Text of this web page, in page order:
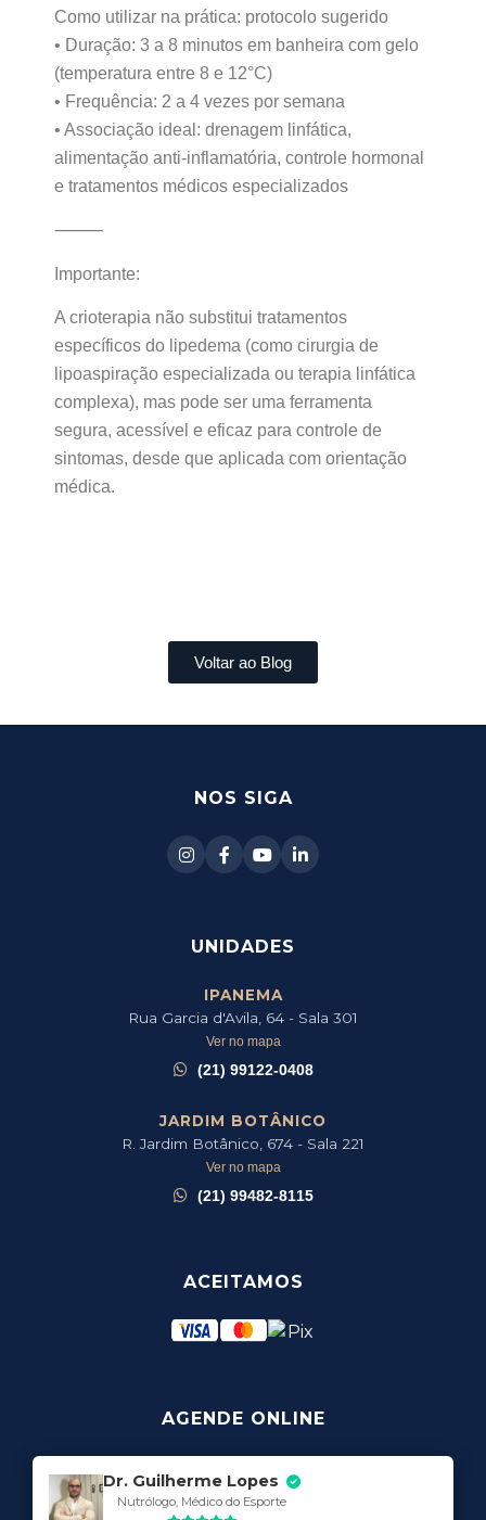
Como utilizar na prática: protocolo sugerido
• Duração: 3 a 8 minutos em banheira com gelo
(temperatura entre 8 e 12°C)
• Frequência: 2 a 4 vezes por semana
• Associação ideal: drenagem linfática,
alimentação anti-inflamatória, controle hormonal
e tratamentos médicos especializados
⸻
Importante:
A crioterapia não substitui tratamentos
específicos do lipedema (como cirurgia de
lipoaspiração especializada ou terapia linfática
complexa), mas pode ser uma ferramenta
segura, acessível e eficaz para controle de
sintomas, desde que aplicada com orientação
médica.
Voltar ao Blog
[siteseo_breadcrumbs]
NOS SIGA
UNIDADES
IPANEMA
Rua Garcia d'Avila, 64 - Sala 301
Ver no mapa
(21) 99122-0408
JARDIM BOTÂNICO
R. Jardim Botânico, 674 - Sala 221
Ver no mapa
(21) 99482-8115
ACEITAMOS
AGENDE ONLINE
Dr. Guilherme Lopes
Nutrólogo, Médico do Esporte